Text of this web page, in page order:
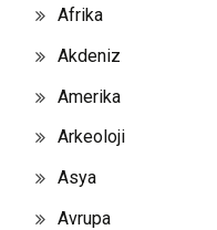
Afrika
Akdeniz
Amerika
Arkeoloji
Asya
Avrupa